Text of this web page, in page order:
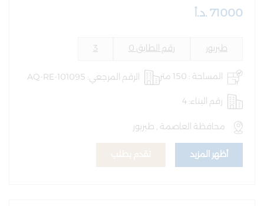
71000 .د.أ
طبربور رقم الطابق 0 3
المساحة : 150 متر
الرقم المرجعي: AQ-RE-101095
رقم البناء: 4
محافظة العاصمة , طبربور
أظهر المزيد